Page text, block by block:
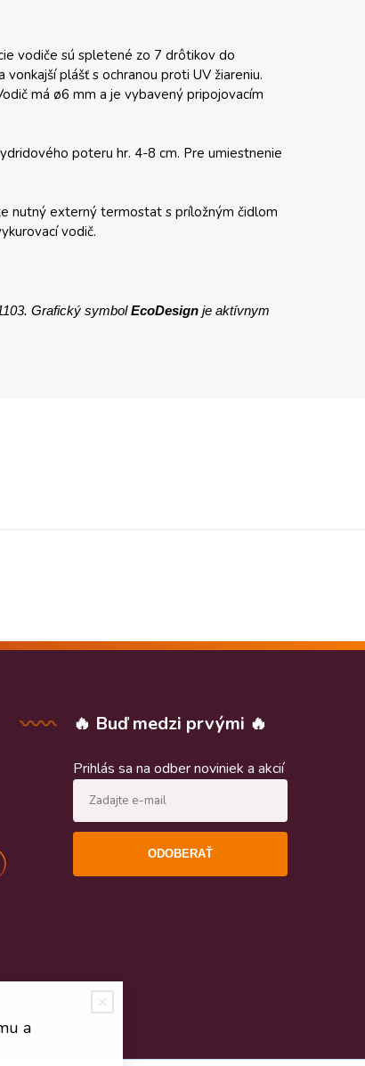
vodiče sú spletené zo 7 drôtikov do
plášť s ochranou proti UV žiareniu.
má ø6 mm a je vybavený pripojovacím
poteru hr. 4-8 cm. Pre umiestnenie
nutný externý termostat s príložným čidlom
vodič.
Grafický symbolEcoDesign je aktívnym
🔥 Buď medzi prvými 🔥
Prihlás sa na odber noviniek a akcií
ODOBERAŤ
a